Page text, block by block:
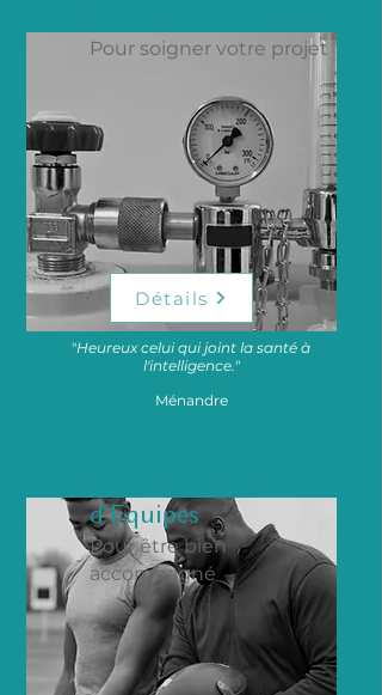
Pour soigner votre projet
Détails
"Heureux celui qui joint la santé à
l'intelligence."
Ménandre
d'Equipes
Pour être bien
accompagné